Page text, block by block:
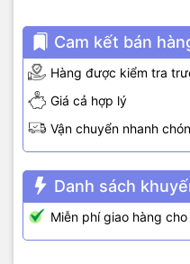
Cam kết bán
Hàng được kiểm tra
Giá cả hợp lý
Vận chuyển nhanh
Danh sách
Miễn phí giao hàng